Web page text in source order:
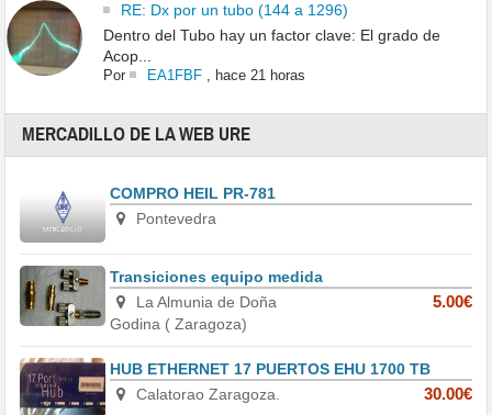
RE: Dx por un tubo (144 a 1296)
Dentro del Tubo hay un factor clave: El grado de
Acop...
Por EA1FBF, hace 21 horas
MERCADILLO DE LA WEB URE
COMPRO HEIL PR-781
Pontevedra
Transiciones equipo medida
La Almunia de Doña
Godina ( Zaragoza)
5.00€
HUB ETHERNET 17 PUERTOS EHU 1700 TB
Calatorao Zaragoza.
30.00€